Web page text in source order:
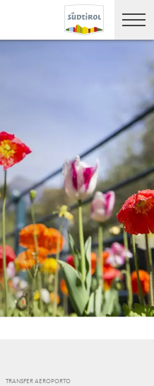
TRANSFER AEROPORTO